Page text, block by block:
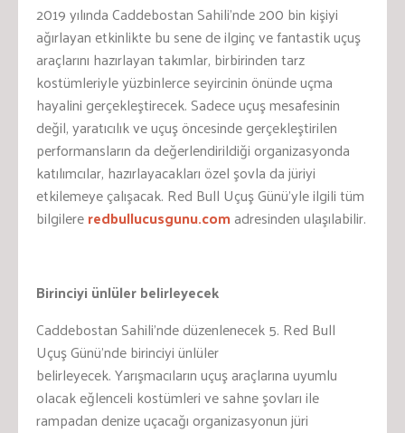
2019 yılında Caddebostan Sahili’nde 200 bin kişiyi
ağırlayan etkinlikte bu sene de ilginç ve fantastik uçuş
araçlarını hazırlayan takımlar, birbirinden tarz
kostümleriyle yüzbinlerce seyircinin önünde uçma
hayalini gerçekleştirecek. Sadece uçuş mesafesinin
değil, yaratıcılık ve uçuş öncesinde gerçekleştirilen
performansların da değerlendirildiği organizasyonda
katılımcılar, hazırlayacakları özel şovla da jüriyi
etkilemeye çalışacak. Red Bull Uçuş Günü’yle ilgili tüm
bilgilereredbullucusgunu.comadresinden ulaşılabilir.
Birinciyi ünlüler belirleyecek
Caddebostan Sahili’nde düzenlenecek 5. Red Bull
Uçuş Günü’nde birinciyi ünlüler
belirleyecek. Yarışmacıların uçuş araçlarına uyumlu
olacak eğlenceli kostümleri ve sahne şovları ile
rampadan denize uçacağı organizasyonun jüri